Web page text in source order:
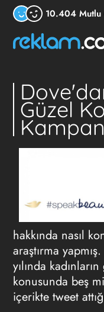
10.404 Mutlu
Güzel
hakkında nasıl
araştırma
yılında
konusunda beş
içerikte tweet